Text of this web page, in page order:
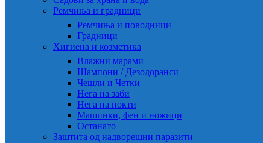
Ремчиња и градници
Ремчиња и поводници
Градници
Хигиена и козметика
Влажни марами
Шампони / Дезодоранси
Чешли и Четки
Нега на заби
Нега на нокти
Машинки, фен и ножици
Останато
Заштита од надворешни паразити